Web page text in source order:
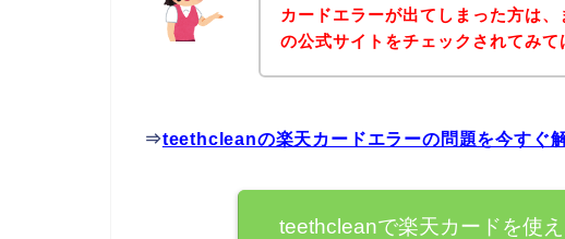
カードエラーが出てしまった方は
の公式サイトをチェックされてみて
⇒teethcleanの楽天カードエラーの問題を今すぐ
teethcleanで楽天カードを使